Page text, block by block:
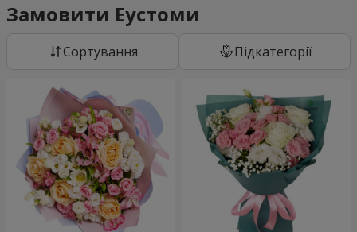
Замовити Еустоми
Сортування Підкатегорії